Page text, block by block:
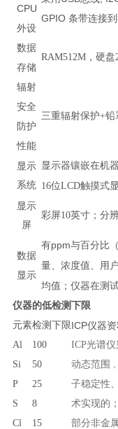
CPU
外设
GPIO 条带连接
数据
存储
RAM512M， 硬盘
辐射
安全
防护
性能
三重辐射保护+铅
显示
系统
显示器镶嵌在机
16位LCD触摸式
显示
屏
彩屏10英寸；分
数据
显示
有ppm与百分比（
量、浓度值、用
均值 ； 仪器在测
仪器的低检测下限
元素检测下限
Al
100
Si
50
P
25
S
8
Cl
15
ICP仪器资
ICP光谱
动态范围 ，
子稳定性
术实现的
部分非金